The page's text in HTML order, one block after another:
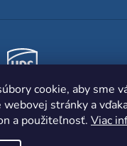
cookie, aby sme
webovej stránky a
a použiteľnosť. Viac